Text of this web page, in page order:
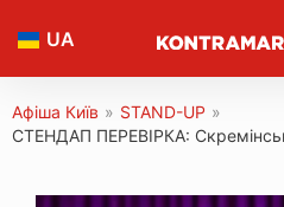
UA
Афіша Київ » STAND-UP »
СТЕНДАП ПЕРЕВІРКА: